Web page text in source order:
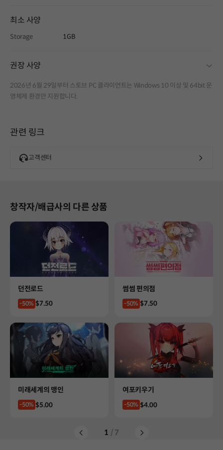
최소 사양
Storage 1GB
권장 사양
2026년 6월 29일부터 스토브 PC 클라이언트는 Windows 10 이상 및 64bit 운
영체제 환경만 지원합니다.
관련 링크
고객센터
창작자/배급사의 다른 상품
Product
던전로드
-50% Price
$7.50
Product
썸썸 편의점
-50% Price
$7.50
Product
미래세계의 맹인
-50% Price
$5.00
Product
여포키우기
-50% Price
$4.00
1 / 7